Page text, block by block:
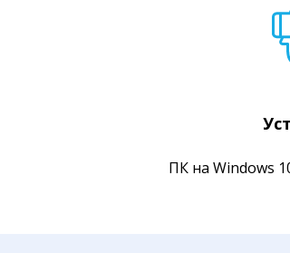
ПК на Windows